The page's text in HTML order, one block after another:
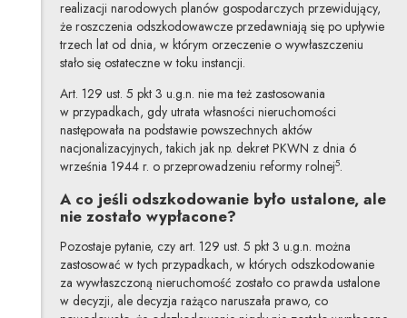
realizacji narodowych planów gospodarczych przewidujący,
że roszczenia odszkodowawcze przedawniają się po upływie
trzech lat od dnia, w którym orzeczenie o wywłaszczeniu
stało się ostateczne w toku instancji.
Art. 129 ust. 5 pkt 3 u.g.n. nie ma też zastosowania
w przypadkach, gdy utrata własności nieruchomości
następowała na podstawie powszechnych aktów
nacjonalizacyjnych, takich jak np. dekret PKWN z dnia 6
września 1944 r. o przeprowadzeniu reformy rolnej5.
A co jeśli odszkodowanie było ustalone, ale
nie zostało wypłacone?
Pozostaje pytanie, czy art. 129 ust. 5 pkt 3 u.g.n. można
zastosować w tych przypadkach, w których odszkodowanie
za wywłaszczoną nieruchomość zostało co prawda ustalone
w decyzji, ale decyzja rażąco naruszała prawo, co